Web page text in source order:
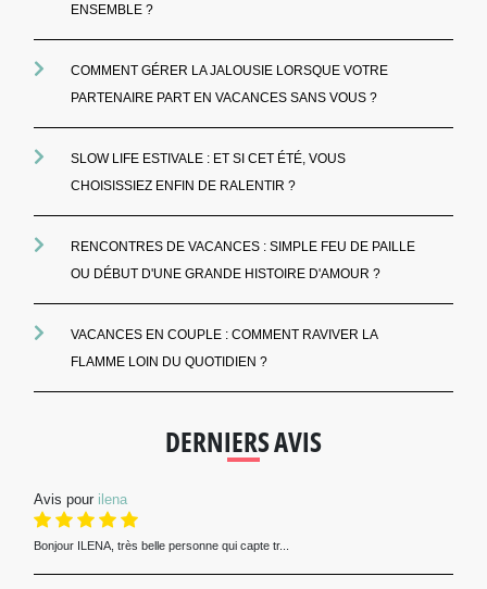
ENSEMBLE ?
COMMENT GÉRER LA JALOUSIE LORSQUE VOTRE
PARTENAIRE PART EN VACANCES SANS VOUS ?
SLOW LIFE ESTIVALE : ET SI CET ÉTÉ, VOUS
CHOISISSIEZ ENFIN DE RALENTIR ?
RENCONTRES DE VACANCES : SIMPLE FEU DE PAILLE
OU DÉBUT D'UNE GRANDE HISTOIRE D'AMOUR ?
VACANCES EN COUPLE : COMMENT RAVIVER LA
FLAMME LOIN DU QUOTIDIEN ?
DERNIERS AVIS
Avis pour ilena
Bonjour ILENA, très belle personne qui capte tr...